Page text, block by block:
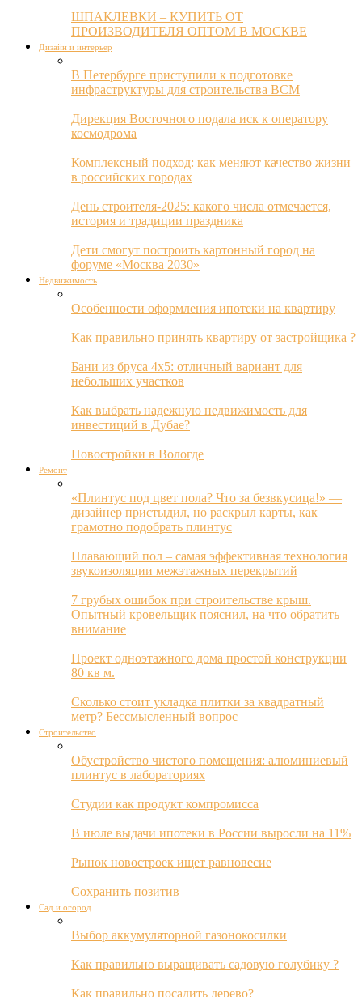
ШПАКЛЕВКИ – КУПИТЬ ОТ
ПРОИЗВОДИТЕЛЯ ОПТОМ В МОСКВЕ
Дизайн и интерьер
В Петербурге приступили к подготовке
инфраструктуры для строительства ВСМ
Дирекция Восточного подала иск к оператору
космодрома
Комплексный подход: как меняют качество жизни
в российских городах
День строителя-2025: какого числа отмечается,
история и традиции праздника
Дети смогут построить картонный город на
форуме «Москва 2030»
Недвижимость
Особенности оформления ипотеки на квартиру
Как правильно принять квартиру от застройщика ?
Бани из бруса 4х5: отличный вариант для
небольших участков
Как выбрать надежную недвижимость для
инвестиций в Дубае?
Новостройки в Вологде
Ремонт
«Плинтус под цвет пола? Что за безвкусица!» —
дизайнер пристыдил, но раскрыл карты, как
грамотно подобрать плинтус
Плавающий пол – самая эффективная технология
звукоизоляции межэтажных перекрытий
7 грубых ошибок при строительстве крыш.
Опытный кровельщик пояснил, на что обратить
внимание
Проект одноэтажного дома простой конструкции
80 кв м.
Сколько стоит укладка плитки за квадратный
метр? Бессмысленный вопрос
Строительство
Обустройство чистого помещения: алюминиевый
плинтус в лабораториях
Студии как продукт компромисса
В июле выдачи ипотеки в России выросли на 11%
Рынок новостроек ищет равновесие
Сохранить позитив
Сад и огород
Выбор аккумуляторной газонокосилки
Как правильно выращивать садовую голубику ?
Как правильно посадить дерево?